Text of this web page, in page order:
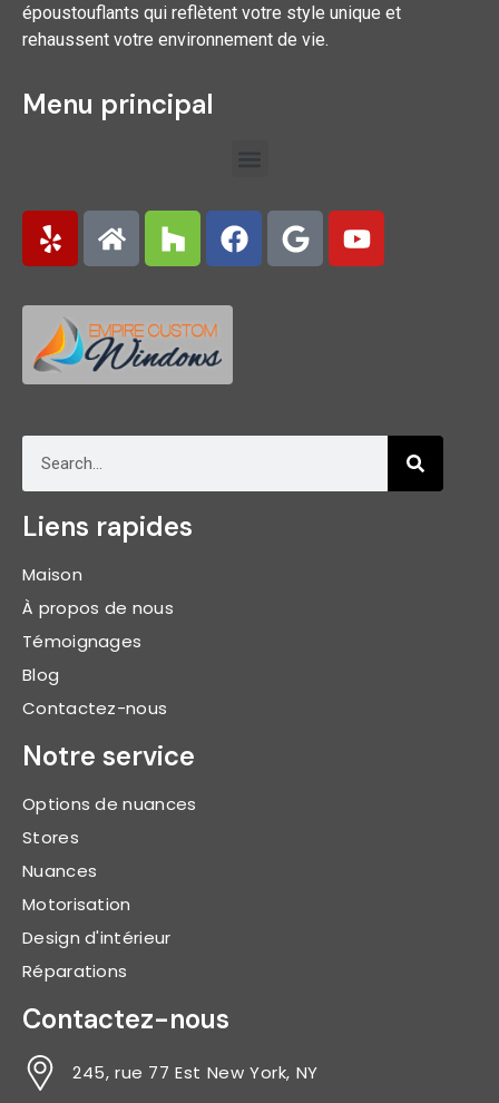
époustouflants qui reflètent votre style unique et
rehaussent votre environnement de vie.
Menu principal
Liens rapides
Maison
À propos de nous
Témoignages
Blog
Contactez-nous
Notre service
Options de nuances
Stores
Nuances
Motorisation
Design d'intérieur
Réparations
Contactez-nous
245, rue 77 Est New York, NY